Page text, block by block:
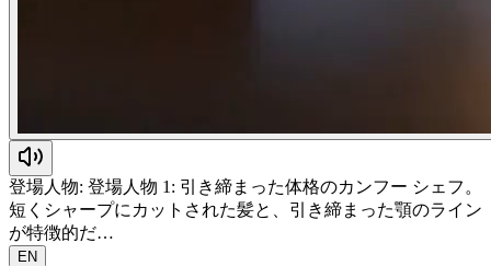
登場人物: 登場人物 1: 引き締まった体格のカンフー シェフ。
短くシャープにカットされた髪と、引き締まった顎のライン
が特徴的だ…
EN